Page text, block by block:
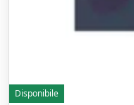
Disponibile